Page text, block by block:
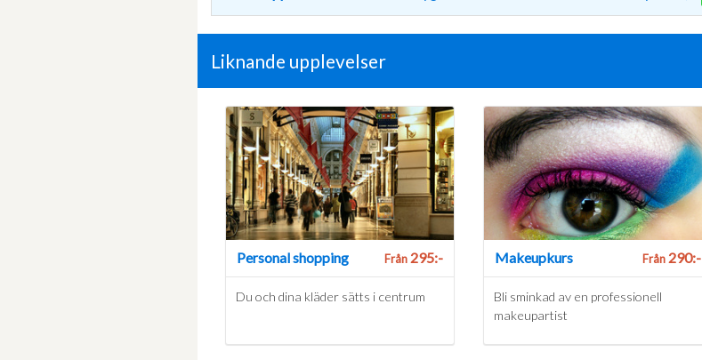
Liknande upplevelser
Personal shopping Från295:-
Du och dina kläder sätts i centrum
Makeupkurs Från290:-
Bli sminkad av en professionell
makeupartist